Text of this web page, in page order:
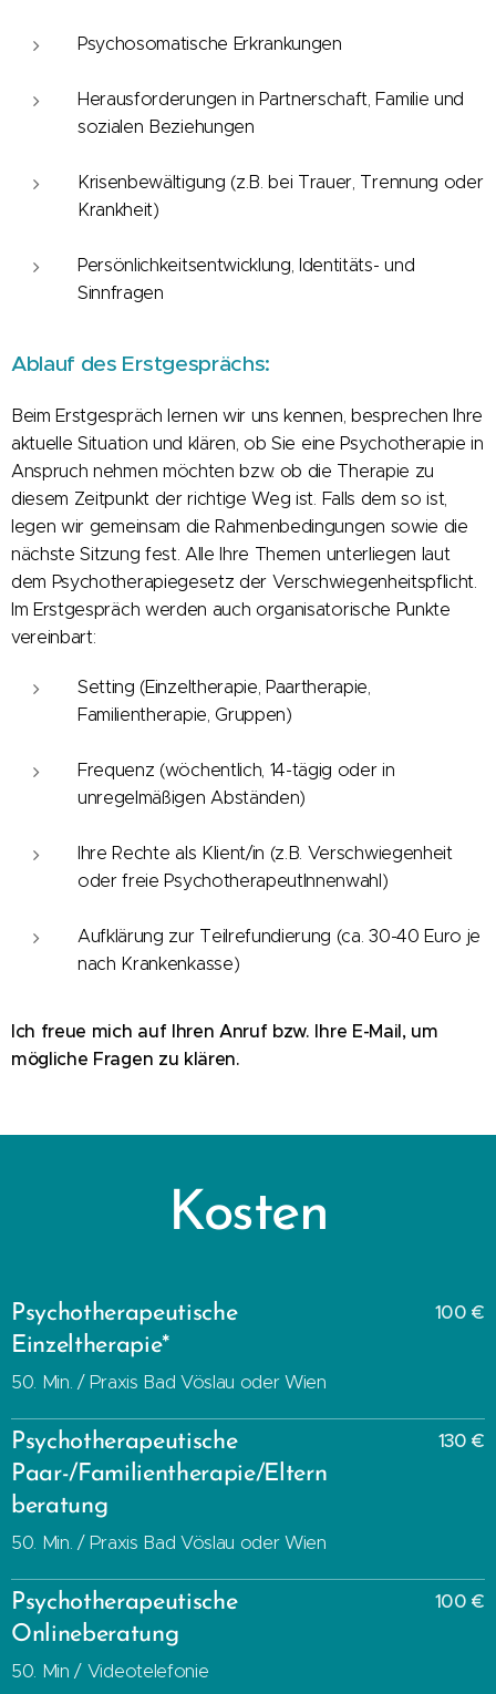
Psychosomatische Erkrankungen
Herausforderungen in Partnerschaft, Familie und
sozialen Beziehungen
Krisenbewältigung (z.B. bei Trauer, Trennung oder
Krankheit)
Persönlichkeitsentwicklung, Identitäts- und
Sinnfragen
Ablauf des Erstgesprächs:
Beim Erstgespräch lernen wir uns kennen, besprechen Ihre
aktuelle Situation und klären, ob Sie eine Psychotherapie in
Anspruch nehmen möchten bzw. ob die Therapie zu
diesem Zeitpunkt der richtige Weg ist. Falls dem so ist,
legen wir gemeinsam die Rahmenbedingungen sowie die
nächste Sitzung fest. Alle Ihre Themen unterliegen laut
dem Psychotherapiegesetz der Verschwiegenheitspflicht.
Im Erstgespräch werden auch organisatorische Punkte
vereinbart:
Setting (Einzeltherapie, Paartherapie,
Familientherapie, Gruppen)
Frequenz (wöchentlich, 14-tägig oder in
unregelmäßigen Abständen)
Ihre Rechte als Klient/in (z.B. Verschwiegenheit
oder freie PsychotherapeutInnenwahl)
Aufklärung zur Teilrefundierung (ca. 30-40 Euro je
nach Krankenkasse)
Ich freue mich auf Ihren Anruf bzw. Ihre E-Mail, um
mögliche Fragen zu klären.
Kosten
Psychotherapeutische
Einzeltherapie*
50. Min. / Praxis Bad Vöslau oder Wien
100 €
Psychotherapeutische
Paar-/Familientherapie/Eltern
beratung
50. Min. / Praxis Bad Vöslau oder Wien
130 €
Psychotherapeutische
Onlineberatung
50. Min / Videotelefonie
100 €